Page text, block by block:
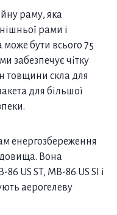
раму, яка
рами і
може бути всього 75
забезпечує чітку
товщини скла для
для більшої
енергозбереження
Вона
US ST, MB-86 US SI і
аерогелеву